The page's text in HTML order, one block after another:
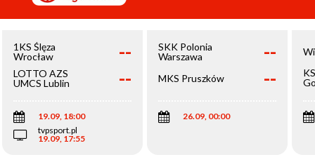
1KS Ślęza
Wrocław
--
LOTTO AZS
UMCS Lublin
--
19.09, 18:00
tvpsport.pl
19.09, 17:55
SKK Polonia
Warszawa
--
MKS Pruszków --
26.09, 00:00